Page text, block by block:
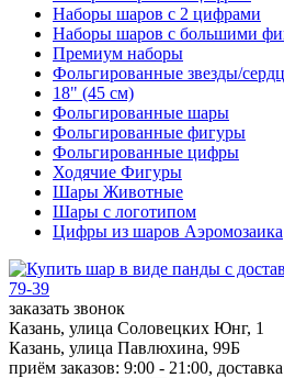
Наборы шаров с 2 цифрами
Наборы шаров с большими
Премиум наборы
Фольгированные звезды/
18" (45 см)
Фольгированные шары
Фольгированные фигуры
Фольгированные цифры
Ходячие Фигуры
Шары Животные
Шары с логотипом
Цифры из шаров Аэромозаика
79-39
заказать звонок
Казань, улица Соловецких Юнг, 1
Казань, улица Павлюхина, 99Б
приём заказов: 9:00 - 21:00,